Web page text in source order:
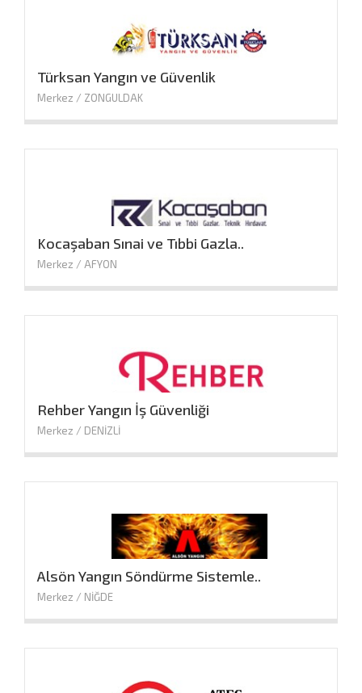
Türksan Yangın ve Güvenlik
Merkez / ZONGULDAK
Kocaşaban Sınai ve Tıbbi Gazla..
Merkez / AFYON
Rehber Yangın İş Güvenliği
Merkez / DENİZLİ
Alsön Yangın Söndürme Sistemle..
Merkez / NİĞDE